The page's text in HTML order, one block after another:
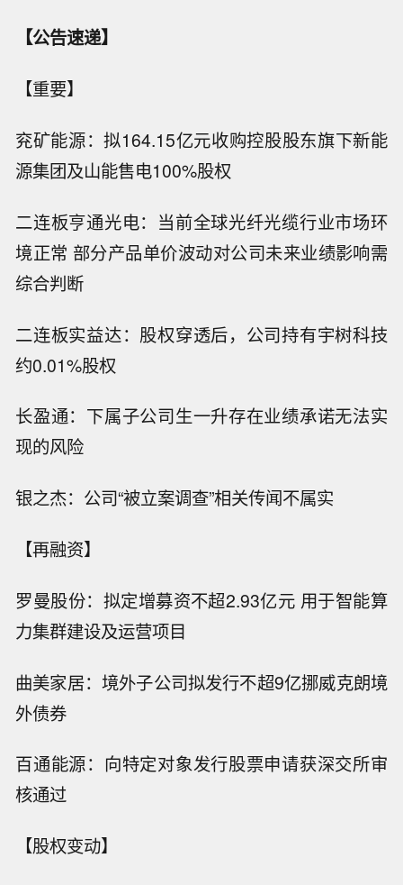
【公告速递】
【重要】
兖矿能源：拟164.15亿元收购控股股东旗下新能
源集团及山能售电100%股权
二连板亨通光电：当前全球光纤光缆行业市场环
境正常 部分产品单价波动对公司未来业绩影响需
综合判断
二连板实益达：股权穿透后，公司持有宇树科技
约0.01%股权
长盈通：下属子公司生一升存在业绩承诺无法实
现的风险
银之杰：公司“被立案调查”相关传闻不属实
【再融资】
罗曼股份：拟定增募资不超2.93亿元 用于智能算
力集群建设及运营项目
曲美家居：境外子公司拟发行不超9亿挪威克朗境
外债券
百通能源：向特定对象发行股票申请获深交所审
核通过
【股权变动】